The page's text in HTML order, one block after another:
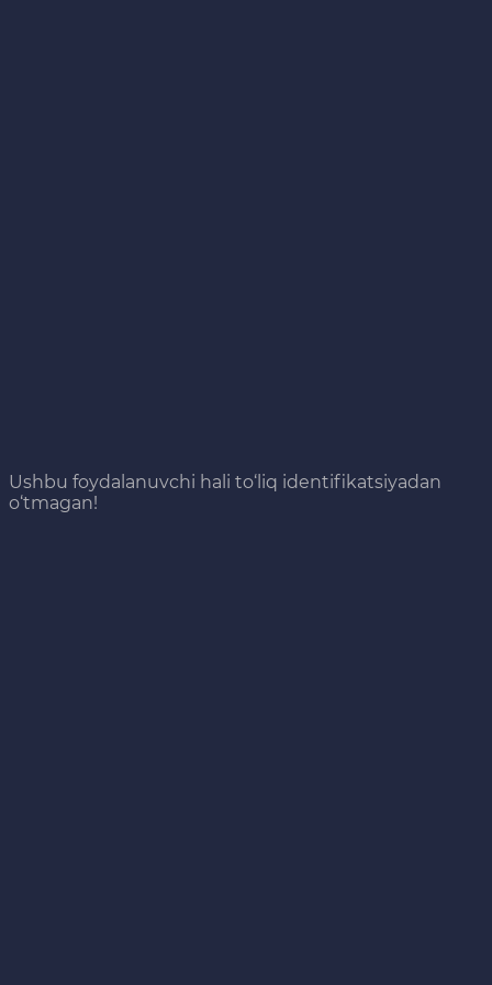
Ushbu foydalanuvchi hali to‘liq identifikatsiyadan
o‘tmagan!